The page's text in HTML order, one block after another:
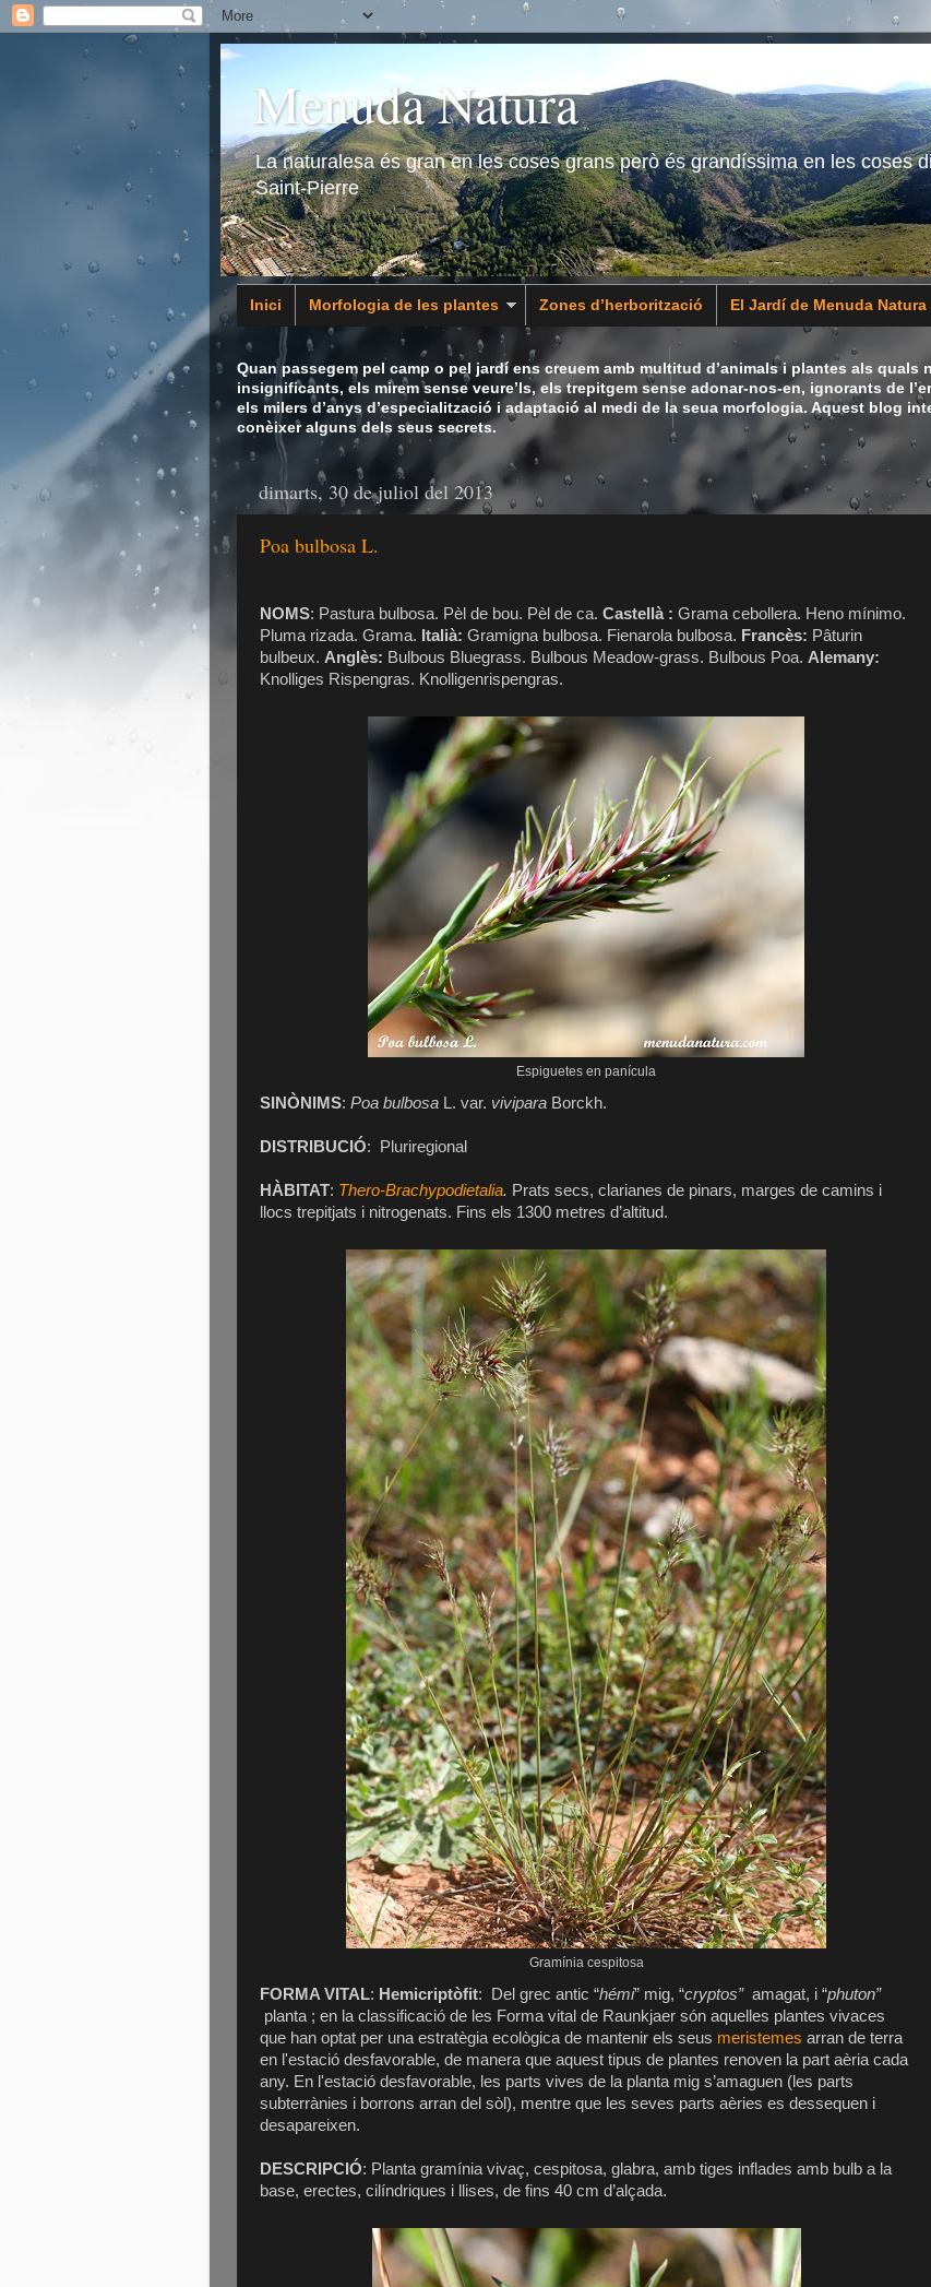
Menuda Natura
La naturalesa és gran en les coses grans però és grandíssima en les coses
Saint-Pierre
Inici Morfologia de les plantes Zones d’herborització El Jardí de Menuda Natura
Animalia
Quan passegem pel camp o pel jardí ens creuem amb multitud d’animals i plantes als
insignificants, els mirem sense veure’ls, els trepitgem sense adonar-nos-en, ignorants de
els milers d’anys d’especialització i adaptació al medi de la seua morfologia. Aquest blog
conèixer alguns dels seus secrets.
dimarts, 30 de juliol del 2013
Poa bulbosa L.
NOMS: Pastura bulbosa. Pèl de bou. Pèl de ca. Castellà : Grama cebollera. Heno mínimo.
Pluma rizada. Grama. Italià: Gramigna bulbosa. Fienarola bulbosa. Francès: Pâturin
bulbeux. Anglès: Bulbous Bluegrass. Bulbous Meadow-grass. Bulbous Poa. Alemany:
Knolliges Rispengras. Knolligenrispengras.
Espiguetes en panícula
SINÒNIMS: Poa bulbosa L. var. vivipara Borckh.
DISTRIBUCIÓ: Pluriregional
HÀBITAT: Thero-Brachypodietalia. Prats secs, clarianes de pinars, marges de camins i
llocs trepitjats i nitrogenats. Fins els 1300 metres d’altitud.
Gramínia cespitosa
FORMA VITAL: Hemicriptòfit: Del grec antic “hémi” mig, “cryptos” amagat, i “phuton”
planta ; en la classificació de les Forma vital de Raunkjaer són aquelles plantes vivaces
que han optat per una estratègia ecològica de mantenir els seus meristemes arran de terra
en l'estació desfavorable, de manera que aquest tipus de plantes renoven la part aèria cada
any. En l'estació desfavorable, les parts vives de la planta mig s’amaguen (les parts
subterrànies i borrons arran del sòl), mentre que les seves parts aèries es dessequen i
desapareixen.
DESCRIPCIÓ: Planta gramínia vivaç, cespitosa, glabra, amb tiges inflades amb bulb a la
base, erectes, cilíndriques i llises, de fins 40 cm d’alçada.